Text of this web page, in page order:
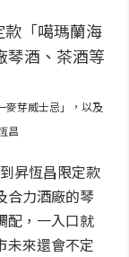
麥芽威士忌」，以及
昌
昇恆昌限定款
合力酒廠的琴
配，一入口就
未來還會不定